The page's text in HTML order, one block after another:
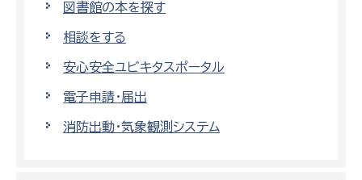
図書館の本を探す
相談をする
安心安全ユビキタスポータル
電子申請・届出
消防出動・気象観測システム